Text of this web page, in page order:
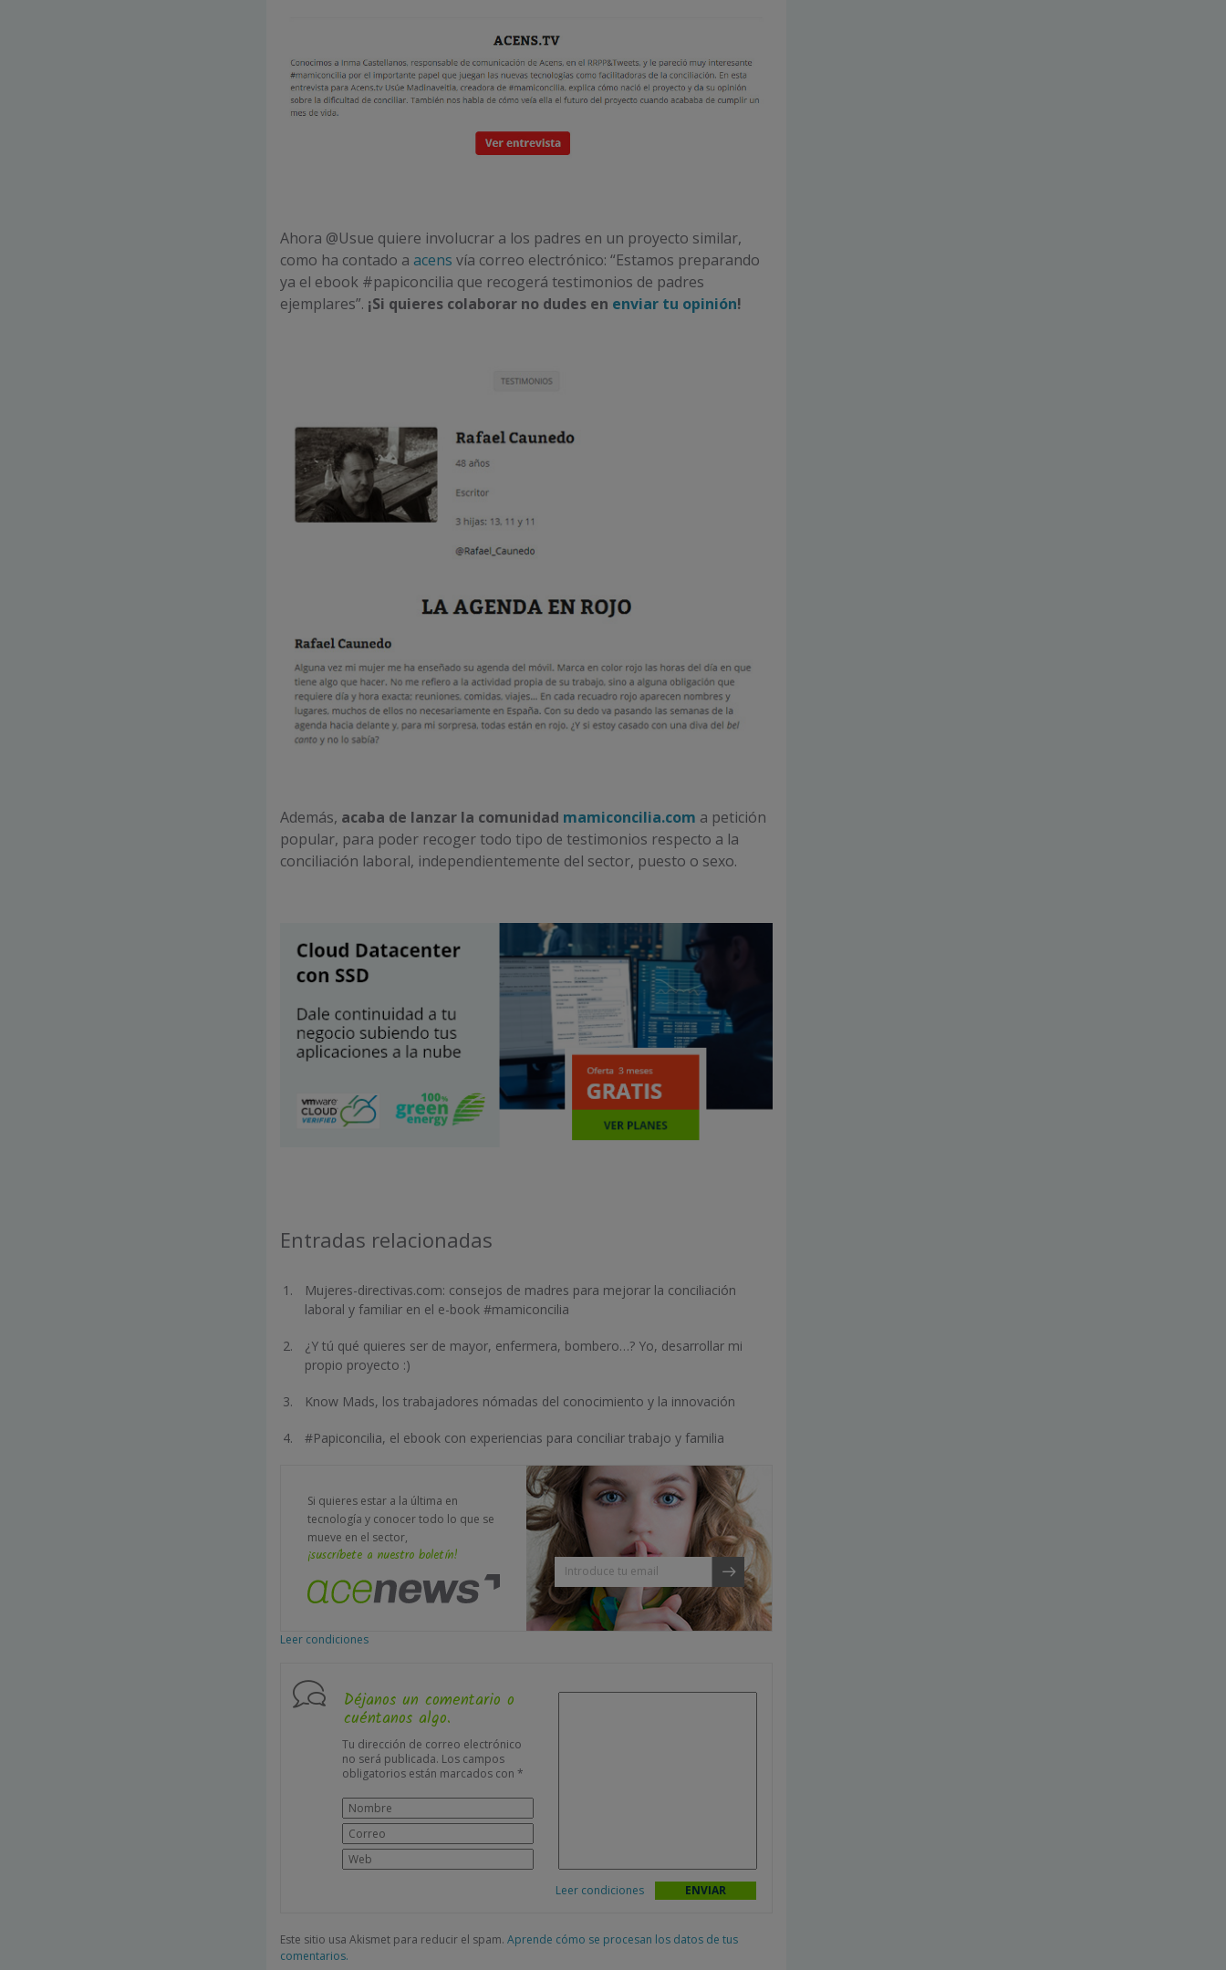
Ahora @Usue quiere involucrar a los padres en un proyecto similar,
como ha contado a acens vía correo electrónico: “Estamos preparando
ya el ebook #papiconcilia que recogerá testimonios de padres
ejemplares”. ¡Si quieres colaborar no dudes en enviar tu opinión!
Además, acaba de lanzar la comunidad mamiconcilia.com a petición
popular, para poder recoger todo tipo de testimonios respecto a la
conciliación laboral, independientemente del sector, puesto o sexo.
Entradas relacionadas
Mujeres-directivas.com: consejos de madres para mejorar la conciliación
laboral y familiar en el e-book #mamiconcilia
¿Y tú qué quieres ser de mayor, enfermera, bombero…? Yo, desarrollar mi
propio proyecto :)
Know Mads, los trabajadores nómadas del conocimiento y la innovación
#Papiconcilia, el ebook con experiencias para conciliar trabajo y familia
Si quieres estar a la última en
tecnología y conocer todo lo que se
mueve en el sector,
¡suscríbete a nuestro boletín!
Leer condiciones
Déjanos un comentario o
cuéntanos algo.
Tu dirección de correo electrónico
no será publicada. Los campos
obligatorios están marcados con *
Leer condiciones
Este sitio usa Akismet para reducir el spam. Aprende cómo se procesan los datos de tus
comentarios.